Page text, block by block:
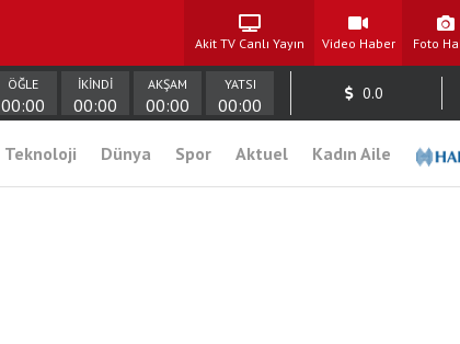
Akit TV Canlı Yayın Video Haber Foto
ÖĞLE
00:00
İKİNDİ
00:00
AKŞAM
00:00
YATSI
00:00
0.0
Teknoloji Dünya Spor Aktuel Kadın Aile